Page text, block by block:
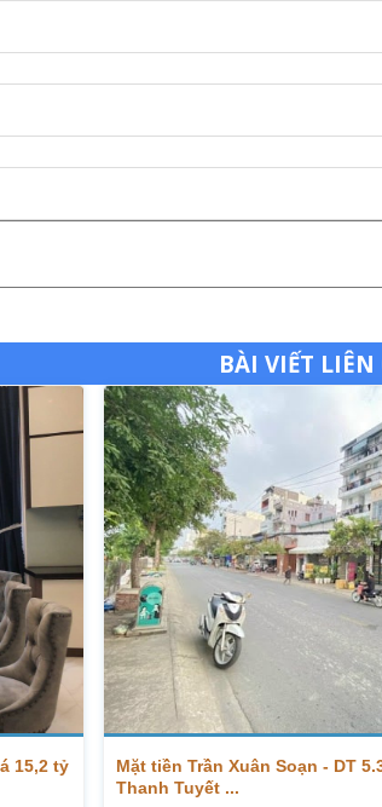
BÀI VIẾT
15,2 tỷ
Mặt tiền Trần Xuân Soạn - DT
Thanh Tuyết ...